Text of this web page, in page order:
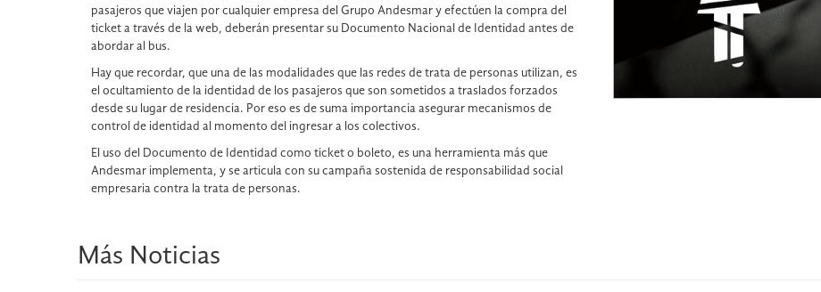
pasajeros que viajen por cualquier empresa del Grupo Andesmar y efectúen la compra del
ticket a través de la web, deberán presentar su Documento Nacional de Identidad antes de
abordar al bus.
Hay que recordar, que una de las modalidades que las redes de trata de personas utilizan, es
el ocultamiento de la identidad de los pasajeros que son sometidos a traslados forzados
desde su lugar de residencia. Por eso es de suma importancia asegurar mecanismos de
control de identidad al momento del ingresar a los colectivos.
El uso del Documento de Identidad como ticket o boleto, es una herramienta más que
Andesmar implementa, y se articula con su campaña sostenida de responsabilidad social
empresaria contra la trata de personas.
Más Noticias